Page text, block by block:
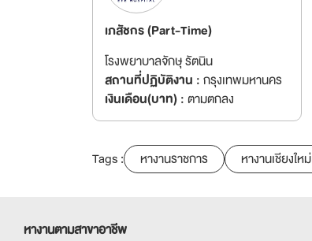
เภสัชกร (Part-Time)
โรงพยาบาลจักษุ รัตนิน
สถานที่ปฏิบัติงาน :กรุงเทพมหานคร
เงินเดือน(บาท) :ตามตกลง
Tags : หางานราชการ หางานเชียงใหม่
หางานตามสาขาอาชีพ